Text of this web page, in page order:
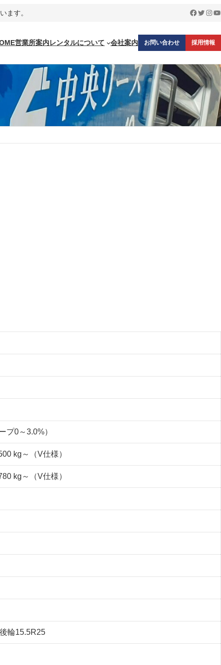
ます。 Twitter
営業所案内レンタルについて 会社案内 お問い合わせ 採用情報
プ0～3.0%）
kg～（V仕様）
kg～（V仕様）
輪15.5R25